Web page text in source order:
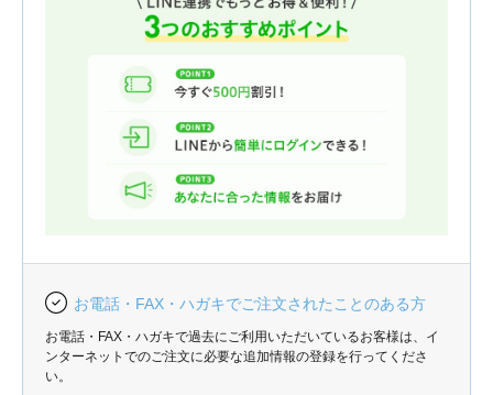
お電話・FAX・ハガキでご注文されたことのある方
お電話・FAX・ハガキで過去にご利用いただいているお客様は、イ
ンターネットでのご注文に必要な追加情報の登録を行ってくださ
い。